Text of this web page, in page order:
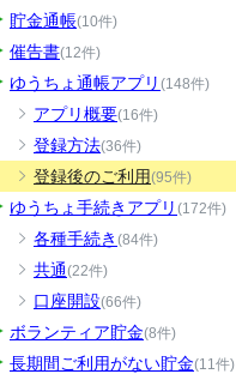
貯金通帳(10件)
催告書(12件)
ゆうちょ通帳アプリ (148件)
アプリ概要(16件)
登録方法(36件)
登録後のご利用(95件)
ゆうちょ手続きアプリ (172件)
各種手続き (84件)
共通(22件)
口座開設(66件)
ボランティア貯金(8件)
長期間ご利用がない貯金(11件)